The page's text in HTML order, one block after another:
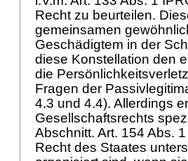
Recht zu beurteilen.
gemeinsamen
Geschädigtem in der
diese Konstellation den
die
Fragen der
4.3 und 4.4). Allerdings
Gesellschaftsrechts
Abschnitt. Art. 154 Abs.
Recht des Staates